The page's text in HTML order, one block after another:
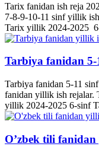
Tarix fanidan ish reja
7-8-9-10-11 sinf yillik
Tarix yillik 2024-2025
Tarbiya fanidan
Tarbiya fanidan 5-11
fanidan yillik ish rejalar.
yillik 2024-2025 6-sinf
O’zbek tili